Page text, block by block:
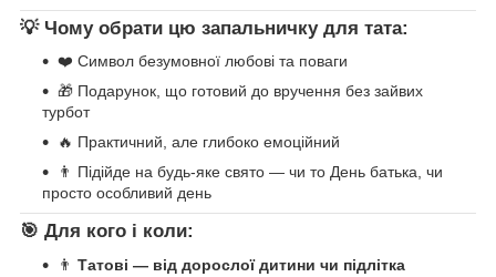
💡 Чому обрати цю запальничку для тата:
❤️ Символ безумовної любові та поваги
🎁 Подарунок, що готовий до вручення без зайвих
турбот
🔥 Практичний, але глибоко емоційний
👨 Підійде на будь-яке свято — чи то День батька, чи
просто особливий день
🎯 Для кого і коли:
👨 Татові — від дорослої дитини чи підлітка